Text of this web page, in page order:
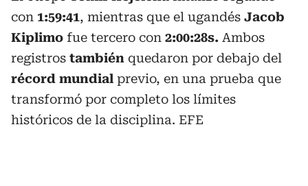
con 1:59:41, mientras que el ugandés Jacob
Kiplimo fue tercero con 2:00:28s. Ambos
registros también quedaron por debajo del
récord mundial previo, en una prueba que
transformó por completo los límites
históricos de la disciplina. EFE